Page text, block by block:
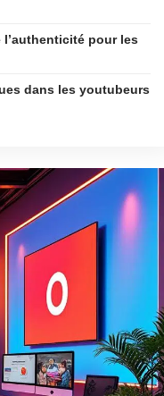
l’authenticité pour les
dans les youtubeurs